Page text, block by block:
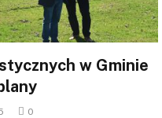
w Gminie
0